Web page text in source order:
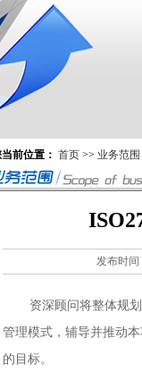
前位置： 首页 >> 业务范围
发布时
资深顾问将整体规划
管理模式，辅导并推动
的目标。